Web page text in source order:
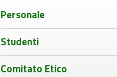
Personale
Studenti
Comitato Etico